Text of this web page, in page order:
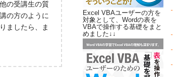
の受講生の質
の方のように
ましたら、ま
Excel VBAユーザーの方を
対象として、Wordの表を
VBAで操作する基礎をまと
めました↓↓